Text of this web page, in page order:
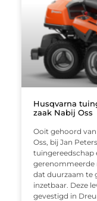
Husqvarna
zaak Nabij Oss
Ooit gehoord
Oss, bij Jan
tuingereedschap
gerenommeerde
dat duurzaam te
inzetbaar. Deze
gevestigd in